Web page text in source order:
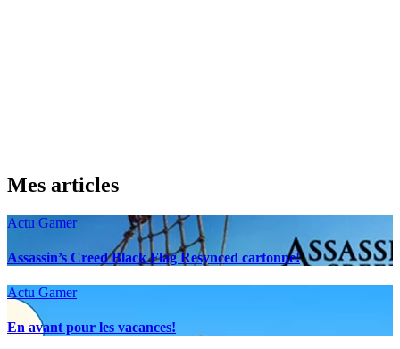
Mes articles
Actu Gamer
Assassin’s Creed Black Flag Resynced cartonne!
Actu Gamer
En avant pour les vacances!